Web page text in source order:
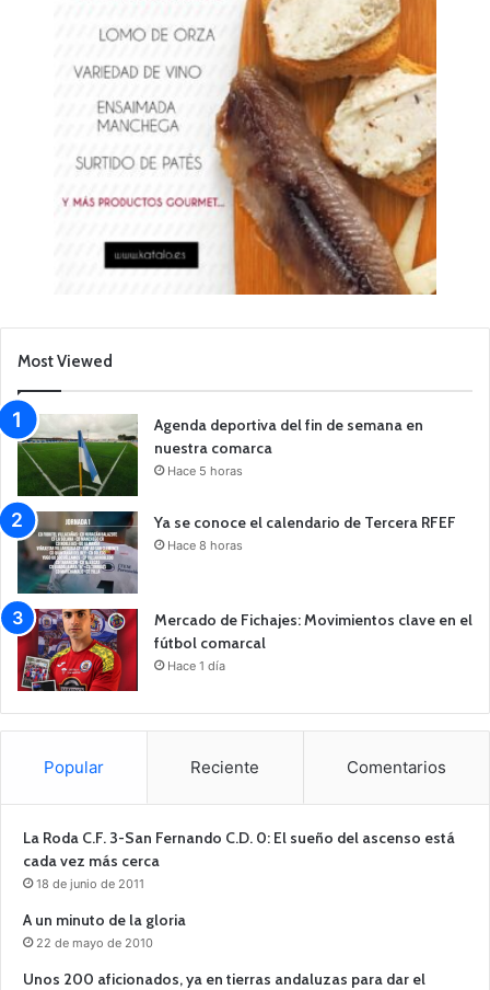
Most Viewed
Agenda deportiva del fin de semana en
nuestra comarca
Hace 5 horas
Ya se conoce el calendario de Tercera RFEF
Hace 8 horas
Mercado de Fichajes: Movimientos clave en el
fútbol comarcal
Hace 1 día
Popular Reciente Comentarios
La Roda C.F. 3-San Fernando C.D. 0: El sueño del ascenso está
cada vez más cerca
18 de junio de 2011
A un minuto de la gloria
22 de mayo de 2010
Unos 200 aficionados, ya en tierras andaluzas para dar el